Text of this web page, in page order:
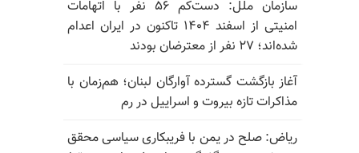
سازمان ملل: دست‌کم ۵۶ نفر با اتهامات
امنیتی از اسفند ۱۴۰۴ تاکنون در ایران اعدام
شده‌اند؛ ۲۷ نفر از معترضان بودند
آغاز بازگشت گسترده آوارگان لبنان؛ هم‌زمان با
مذاکرات تازه بیروت و اسراییل در رم
ریاض: صلح در یمن با فریبکاری سیاسی محقق